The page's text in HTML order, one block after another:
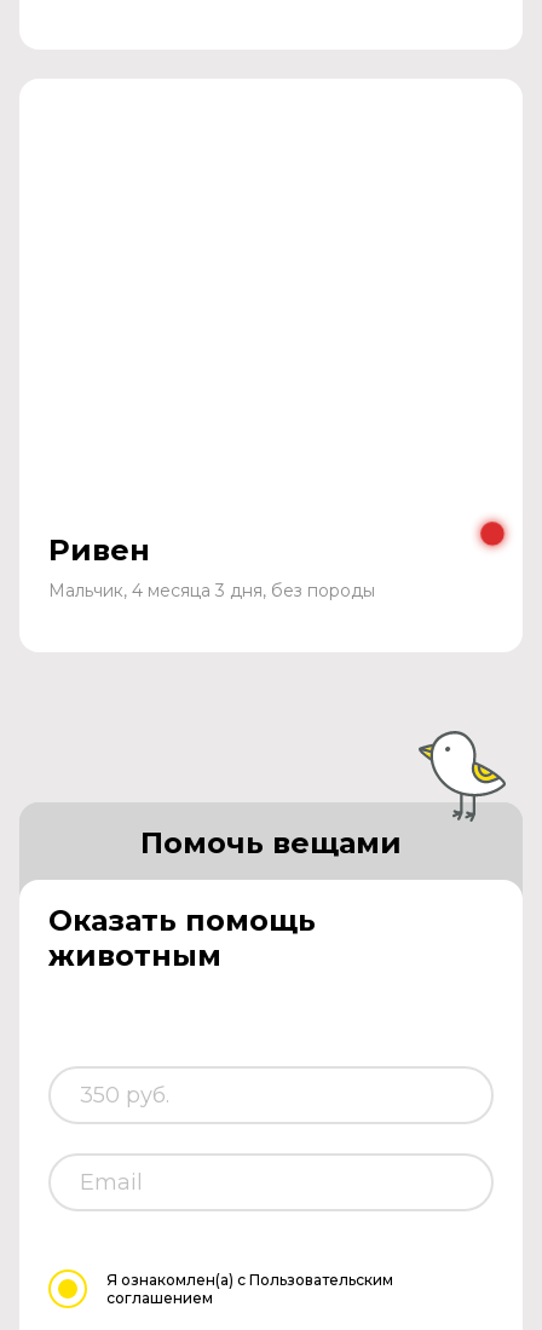
Ривен
Мальчик, 4 месяца 3 дня, без породы
Оказать помощь
животным
Помочь вещами
Я ознакомлен(а) с Пользовательским
соглашением